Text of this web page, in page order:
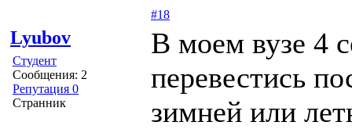
Lyubov
Студент
Сообщения: 2
Репутация 0
Странник
#18
В моем вузе 4
перевестись
зимней или